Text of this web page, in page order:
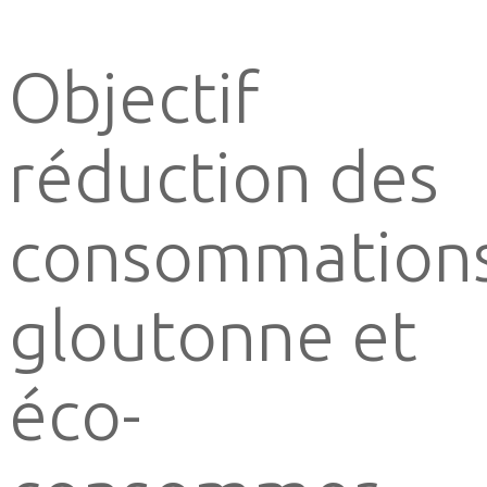
Objectif
réduction des
gloutonne et
éco-